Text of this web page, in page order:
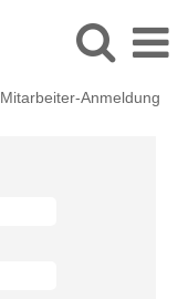
Mitarbeiter-Anmeldung